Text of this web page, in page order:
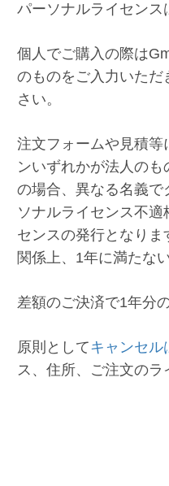
パーソナルライセンス
個人でご購入の際は
のものをご入力いた
さい。
注文フォームや見積等
ンいずれかが法人の
の場合、異なる名義
ソナルライセンス不
センスの発行となり
関係上、1年に満たな
差額のご決済で1年分
原則としてキャンセル
ス、住所、ご注文のラ